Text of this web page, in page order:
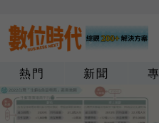
熱門 新聞